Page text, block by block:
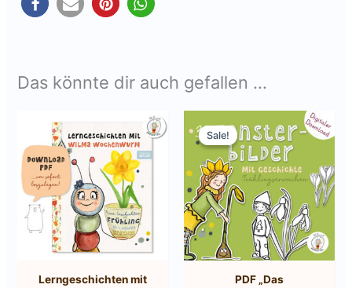
Das könnte dir auch gefallen …
Lerngeschichten mit
Sale!
Sale!
PDF „Das